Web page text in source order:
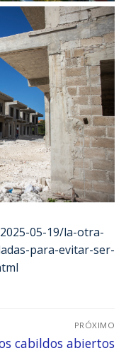
05-19/la-otra-
para-evitar-ser-
PRÓXIMO
cabildos abiertos